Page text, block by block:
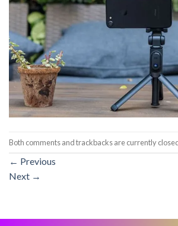
Both comments and trackbacks are currently
← Previous
Next →